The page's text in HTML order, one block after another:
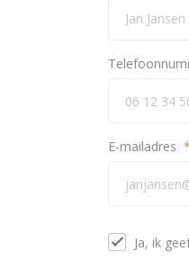
E-mailadres *
Ja, ik